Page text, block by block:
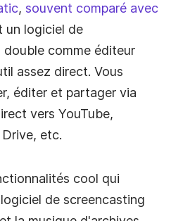
, souvent comparé avec
un logiciel de
comme éditeur
assez direct. Vous
éditer et partager via
vers YouTube,
etc.
cool qui
de screencasting